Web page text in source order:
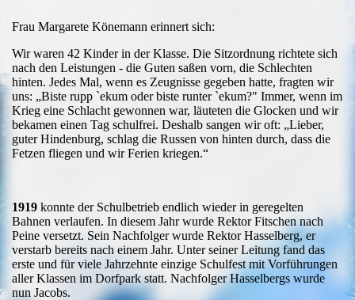
Frau Margarete Könemann erinnert sich:
Wir waren 42 Kinder in der Klasse. Die Sitzordnung richtete sich
nach den Leistungen - die Guten saßen vorn, die Schlechten
hinten. Jedes Mal, wenn es Zeugnisse gegeben hatte, fragten wir
uns: „Biste rupp `ekum oder biste runter `ekum?" Immer, wenn im
Krieg eine Schlacht gewonnen war, läuteten die Glocken und wir
bekamen einen Tag schulfrei. Deshalb sangen wir oft: „Lieber,
guterHindenburg, schlag die Russen von hinten durch, dass die
Fetzen fliegen und wir Ferien kriegen.“
1919 konnte der Schulbetrieb endlich wieder in geregelten
Bahnen verlaufen. In diesem Jahr wurde Rektor Fitschen nach
Peine versetzt. Sein Nachfolger wurde Rektor Hasselberg, er
verstarb bereits nach einem Jahr. Unter seiner Leitung fand das
erste und für viele Jahrzehnte einzige Schulfest mit Vorführungen
aller Klassen im Dorfpark statt. Nachfolger Hasselbergs wurde
nun Jacobs.